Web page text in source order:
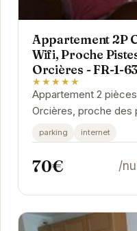
Appartement 2P
Wifi, Proche
Orcières - FR-1-
★★★★★
Appartement 2
Orcières, proche
Cet appartement tout
parking internet
70€ /